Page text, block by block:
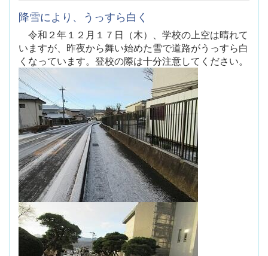
降雪により、うっすら白く
令和２年１２月１７日（木）、学校の上空は晴れて
いますが、昨夜から舞い始めた雪で道路がうっすら白
くなっています。登校の際は十分注意してください。